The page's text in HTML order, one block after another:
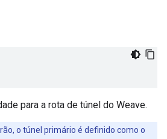
para a rota de túnel do Weave.
o túnel primário é definido como o